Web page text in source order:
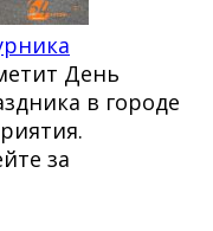
День
в городе
за